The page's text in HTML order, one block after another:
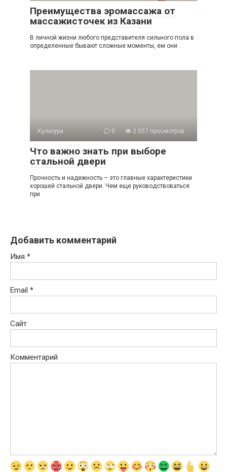
Преимущества эромассажа от
массажисточек из Казани
В личной жизни любого представителя сильного пола в
определенные бывают сложные моменты, ем они
Культура 0 2 557 просмотров
Что важно знать при выборе
стальной двери
Прочность и надежность – это главные характеристики
хорошей стальной двери. Чем еще руководствоваться
при
Добавить комментарий
Имя *
Email *
Сайт
Комментарий